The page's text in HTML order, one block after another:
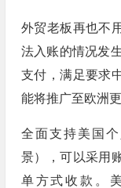
外贸老板再也不
法入账的情况发
支付，满足要求
能将推广至欧洲更
全面支持美国
景），可以采用
单方式收款。